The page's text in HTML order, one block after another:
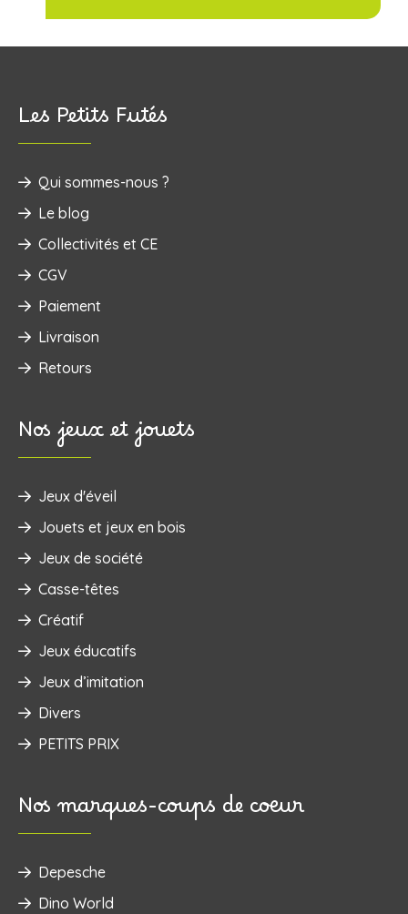
Les Petits Futés
Qui sommes-nous ?
Le blog
Collectivités et CE
CGV
Paiement
Livraison
Retours
Nos jeux et jouets
Jeux d'éveil
‌Jouets et jeux en bois
Jeux de société
Casse-têtes
Créatif
Jeux éducatifs
Jeux d’imitation
Divers
PETITS PRIX
Nos marques-coups de coeur
Depesche
Dino World